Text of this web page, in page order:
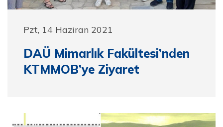
Pzt, 14 Haziran 2021
DAÜ Mimarlık Fakültesi’nden
KTMMOB’ye Ziyaret